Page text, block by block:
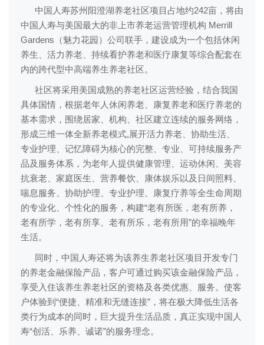
中国人寿苏州阳澄湖养老社区项目占地约242亩，将由
中国人寿与美国最大的非上市养老运营管理机构 Merrill
Gardens（魅力花园）公司联手，建设成为一个包括休闲
养生、活力养老、持续看护养老和医疗康复等综合配套在
内的跨代型中高端养生养老社区。
社区将采用美国成熟的养老社区运营经验，结合我国
具体国情，根据老年人休闲养老、康复养老和医疗养老的
基本需求，围绕居家、机构、社区建立连续的服务网络，
形成三维一体全新养老模式,展开活力养老、协助生活、
专业护理、记忆障碍为核心的完整、专业、可持续服务产
品及服务体系，为老年人提供健康管理、运动休闲、美容
抗衰老、家庭医生、营养餐饮、康体娱乐以及日间照料、
喘息服务、协助护理、专业护理、康复疗养等全生命周期
的专业化、个性化的服务，构建“老有所医，老有所养，
老有所学，老有所享、老有所乐，老有所用”的幸福晚年
生活。
同时，中国人寿还将为该养生养老社区项目开发专门
的养老金融保险产品，客户可通过购买该金融保险产品，
享受入住该养生养老社区的资格及各类优惠、服务。使客
户体验到“便捷、精准和无缝连接”，将在极大降低生活各
类行为成本的同时，巨大提升生活品质，真正实现中国人
寿“创活、乐养、诚诺”的服务理念。